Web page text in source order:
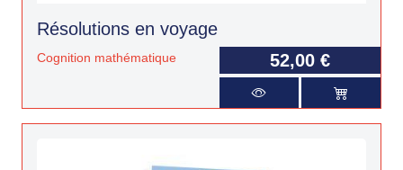
Résolutions en voyage
Cognition mathématique 52,00 €